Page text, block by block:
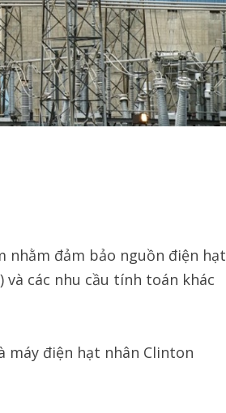
nhằm đảm bảo nguồn điện hạt
các nhu cầu tính toán khác
máy điện hạt nhân Clinton